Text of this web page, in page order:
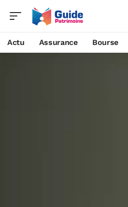
Actu Assurance Bourse